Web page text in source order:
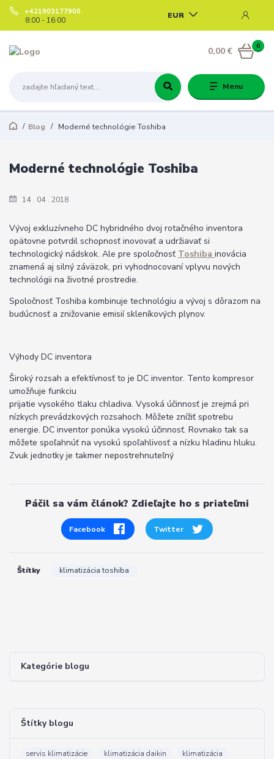
Menu
EUR
+421903177900
8:00 - 16:00
0
0,00 €
Blog Moderné technológie Toshiba
Kategórie blogu
Štítky blogu
servis klimatizácie klimatizácia daikin
klimatizácia
14 04 2018
Moderné technológie Toshiba
Vývoj exkluzívneho DC hybridného dvoj rotačného inventora
opätovne potvrdil schopnosť inovovať a udržiavať si
technologický nádskok. Ale pre spoločnosť Toshiba inovácia
znamená aj silný záväzok, pri vyhodnocovaní vplyvu nových
technológii na životné prostredie.
Spoločnosť Toshiba kombinuje technológiu a vývoj s dôrazom na
budúcnosť a znižovanie emisií skleníkových plynov.
Výhody DC inventora
Široký rozsah a efektívnosť to je DC inventor. Tento kompresor
umožňuje funkciu
prijatie vysokého tlaku chladiva. Vysoká účinnosť je zrejmá pri
nízkych prevádzkových rozsahoch. Môžete znížiť spotrebu
energie. DC inventor ponúka vysokú účinnosť. Rovnako tak sa
môžete spoľahnúť na vysokú spoľahlivosť a nízku hladinu hluku.
Zvuk jednotky je takmer nepostrehnuteľný
Páčil sa vám článok? Zdieľajte ho s priateľmi
Facebook Twitter
Štítky klimatizácia toshiba